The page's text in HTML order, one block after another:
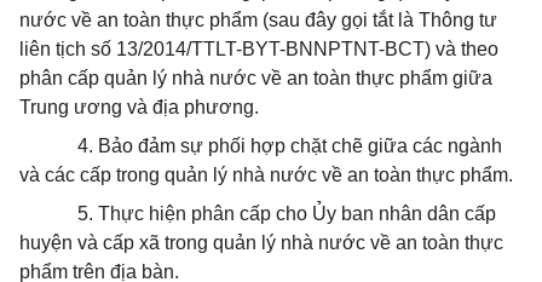
nước về an toàn thực phẩm (sau đây gọi tắt là Thông tư
liên tịch số 13/2014/TTLT-BYT-BNNPTNT-BCT) và theo
phân cấp quản lý nhà nước về an toàn thực phẩm giữa
Trung ương và địa phương.
4. Bảo đảm sự phối hợp chặt chẽ giữa các ngành
và các cấp trong quản lý nhà nước về an toàn thực phẩm.
5. Thực hiện phân cấp cho Ủy ban nhân dân cấp
huyện và cấp xã trong quản lý nhà nước về an toàn thực
phẩm trên địa bàn.